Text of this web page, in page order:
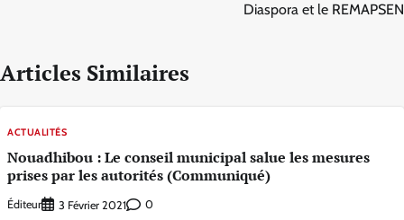
Diaspora et le REMAPSEN
Articles Similaires
ACTUALITÉS
Nouadhibou : Le conseil municipal salue les mesures
prises par les autorités (Communiqué)
Éditeur 3 Février 2021 0